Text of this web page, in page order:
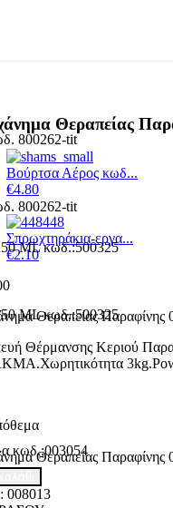
Θεραπείας
Βούρτσα Αέρος κωδ...
€4.80
Σπρωχτηράκια-εργα...
€2.10
Θεραπείας Παραφίνης
Θέρμανσης Κεριού
Θεραπείας Παραφίνης
008013